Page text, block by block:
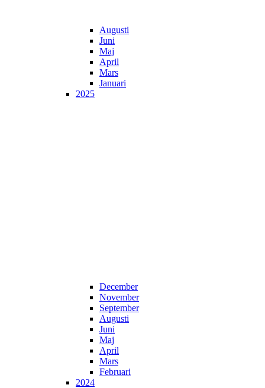
Augusti
Juni
Maj
April
Mars
Januari
2025
December
November
September
Augusti
Juni
Maj
April
Mars
Februari
2024